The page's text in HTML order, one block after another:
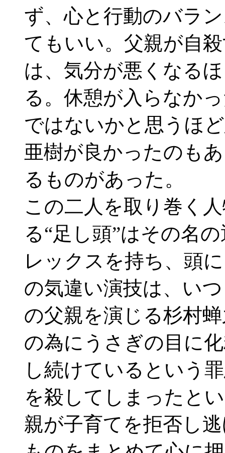
ず、心と行動のバラ
てもいい。父親が自
は、気分が悪くなる
る。休憩が入らなか
ではないかと思うほ
亜樹が良かったのも
るものがあった。
この二人を取り巻く
る“足し頭”はその名
レックスを持ち、頭
の気違い演技は、い
の父親を演じる杉村
の為にうさぎの目に
し続けているという
を殺してしまったと
親が子育てを拒否し